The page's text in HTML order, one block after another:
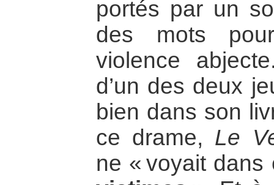
portés par un
des mots
violence
d’un des deux
bien dans son
ce drame, Le
ne « voyait